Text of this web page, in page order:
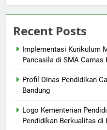
Recent Posts
Implementasi Kurikulum
Pancasila di SMA Camas
Profil Dinas Pendidikan
Bandung
Logo Kementerian
Pendidikan Berkualitas di